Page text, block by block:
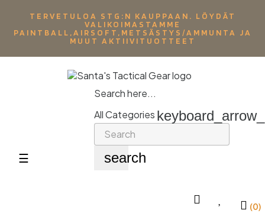
TERVETULOA STG:N KAUPPAAN. LÖYDÄT
VALIKOIMASTAMME
PAINTBALL,AIRSOFT,METSÄSTYS/AMMUNTA JA
MUUT AKTIIVITUOTTEET
Toggle
☰
Search here...
All Categories
search
(0)